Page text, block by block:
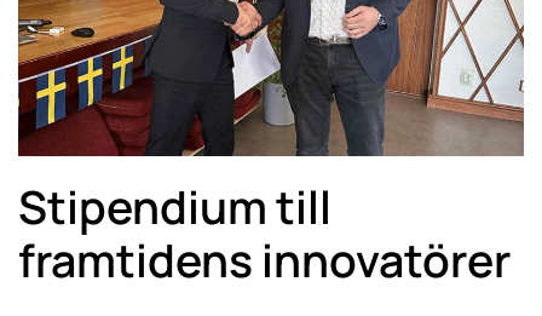
Stipendium till
framtidens innovatörer